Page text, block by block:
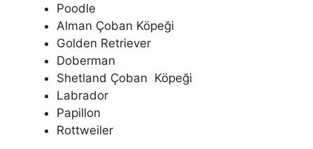
Poodle
Alman Çoban Köpeği
Golden Retriever
Doberman
Shetland Çoban Köpeği
Labrador
Papillon
Rottweiler